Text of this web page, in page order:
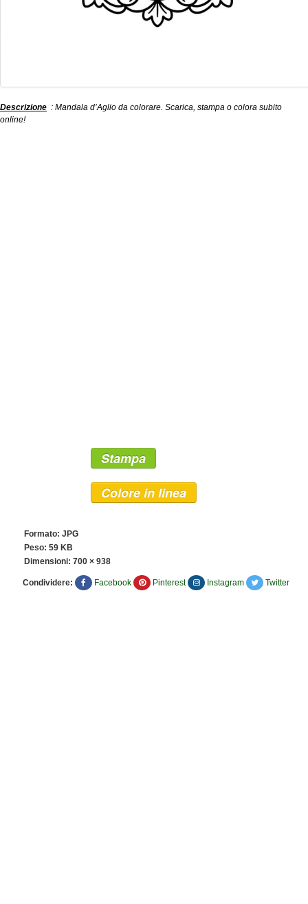
Descrizione : Mandala d’Aglio da colorare. Scarica, stampa o colora subito
online!
Stampa
Colore in linea
Formato: JPG
Peso: 59 KB
Dimensioni: 700 × 938
Condividere: Facebook Pinterest Instagram Twitter